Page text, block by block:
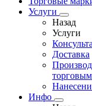
Услуги
Назад
Услуги
Доставка
Инфо